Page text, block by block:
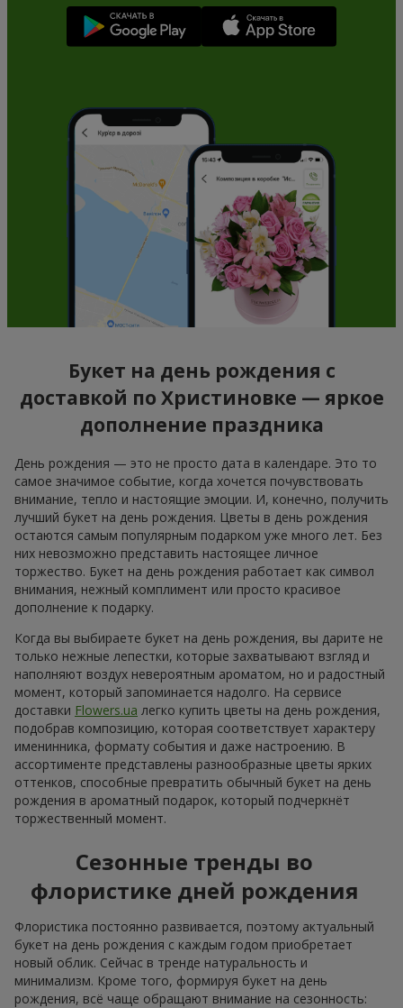
Букет на день рождения с
доставкой по Христиновке — яркое
дополнение праздника
День рождения — это не просто дата в календаре. Это то
самое значимое событие, когда хочется почувствовать
внимание, тепло и настоящие эмоции. И, конечно, получить
лучший букет на день рождения. Цветы в день рождения
остаются самым популярным подарком уже много лет. Без
них невозможно представить настоящее личное
торжество. Букет на день рождения работает как символ
внимания, нежный комплимент или просто красивое
дополнение к подарку.
Когда вы выбираете букет на день рождения, вы дарите не
только нежные лепестки, которые захватывают взгляд и
наполняют воздух невероятным ароматом, но и радостный
момент, который запоминается надолго. На сервисе
доставки Flowers.ua легко купить цветы на день рождения,
подобрав композицию, которая соответствует характеру
именинника, формату события и даже настроению. В
ассортименте представлены разнообразные цветы ярких
оттенков, способные превратить обычный букет на день
рождения в ароматный подарок, который подчеркнёт
торжественный момент.
Сезонные тренды во
флористике дней рождения
Флористика постоянно развивается, поэтому актуальный
букет на день рождения с каждым годом приобретает
новый облик. Сейчас в тренде натуральность и
минимализм. Кроме того, формируя букет на день
рождения, всё чаще обращают внимание на сезонность: